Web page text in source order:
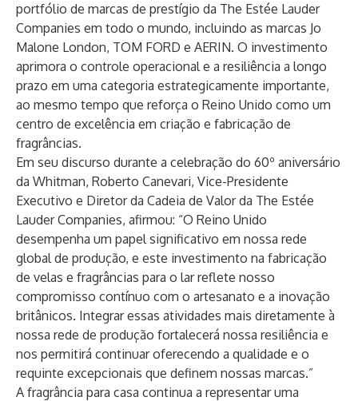
portfólio de marcas de prestígio da The Estée Lauder
Companies em todo o mundo, incluindo as marcas Jo
Malone London, TOM FORD e AERIN. O investimento
aprimora o controle operacional e a resiliência a longo
prazo em uma categoria estrategicamente importante,
ao mesmo tempo que reforça o Reino Unido como um
centro de excelência em criação e fabricação de
fragrâncias.
Em seu discurso durante a celebração do 60º aniversário
da Whitman, Roberto Canevari, Vice-Presidente
Executivo e Diretor da Cadeia de Valor da The Estée
Lauder Companies, afirmou: “O Reino Unido
desempenha um papel significativo em nossa rede
global de produção, e este investimento na fabricação
de velas e fragrâncias para o lar reflete nosso
compromisso contínuo com o artesanato e a inovação
britânicos. Integrar essas atividades mais diretamente à
nossa rede de produção fortalecerá nossa resiliência e
nos permitirá continuar oferecendo a qualidade e o
requinte excepcionais que definem nossas marcas.”
A fragrância para casa continua a representar uma